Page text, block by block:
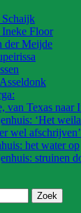
Schaijk
Ineke Floor
der Meijde
van Texas naar
‘Het
wel afschrijven’
het water op
struinen